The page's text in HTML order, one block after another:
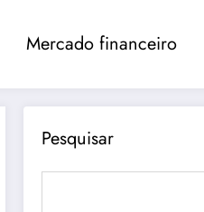
Mercado financeiro
Pesquisar